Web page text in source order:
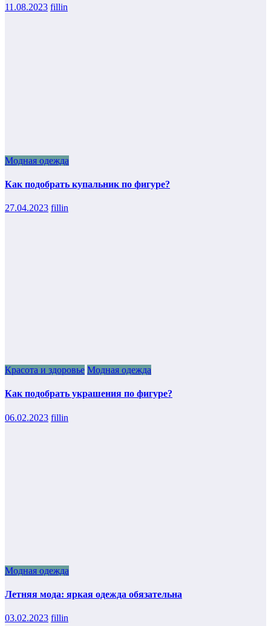
11.08.2023 fillin
Модная одежда
Как подобрать купальник по фигуре?
27.04.2023 fillin
Красота и здоровье Модная одежда
Как подобрать украшения по фигуре?
06.02.2023 fillin
Модная одежда
Летняя мода: яркая одежда обязательна
03.02.2023 fillin